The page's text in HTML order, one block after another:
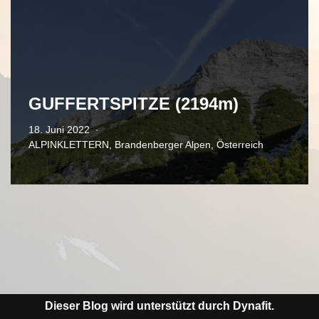
GUFFERTSPITZE (2194m)
18. Juni 2022
ALPINKLETTERN , Brandenberger Alpen,Österreich
Dieser Blog wird unterstützt durch Dynafit.